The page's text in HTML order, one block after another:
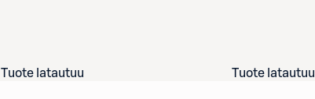
Tuote latautuu Tuote latautuu